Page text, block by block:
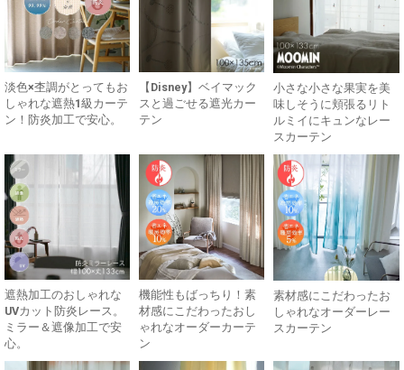
淡色×杢調がとってもお
しゃれな遮熱1級カーテ
ン！防炎加工で安心。
【Disney】ベイマック
スと過ごせる遮光カー
テン
小さな小さな果実を美
味しそうに頬張るリト
ルミイにキュンなレー
スカーテン
遮熱加工のおしゃれな
UVカット防炎レース。
ミラー＆遮像加工で安
心。
機能性もばっちり！素
材感にこだわったおし
ゃれなオーダーカーテ
ン
素材感にこだわったお
しゃれなオーダーレー
スカーテン